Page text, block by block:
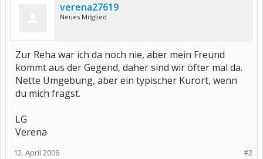
verena27619
Neues Mitglied
Zur Reha war ich da noch nie, aber mein Freund
kommt aus der Gegend, daher sind wir öfter mal da.
Nette Umgebung, aber ein typischer Kurort, wenn
du mich fragst.
LG
Verena
#2
12. April 2006